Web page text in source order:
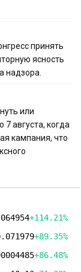
принять
ясность
надзора.
или
7 августа, когда
кампания, что
+114.21%
+89.35%
+86.48%